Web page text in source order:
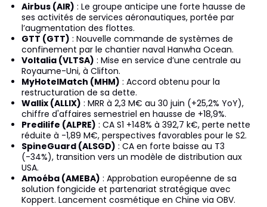
Airbus (AIR) : Le groupe anticipe une forte hausse de
ses activités de services aéronautiques, portée par
l’augmentation des flottes.
GTT (GTT) : Nouvelle commande de systèmes de
confinement par le chantier naval Hanwha Ocean.
Voltalia (VLTSA) : Mise en service d’une centrale au
Royaume-Uni, à Clifton.
MyHotelMatch (MHM) : Accord obtenu pour la
restructuration de sa dette.
Wallix (ALLIX) : MRR à 2,3 M€ au 30 juin (+25,2% YoY),
chiffre d'affaires semestriel en hausse de +18,9%.
Predilife (ALPRE) : CA S1 +148% à 392,7 k€, perte nette
réduite à -1,89 M€, perspectives favorables pour le S2.
SpineGuard (ALSGD) : CA en forte baisse au T3
(-34%), transition vers un modèle de distribution aux
USA.
Amoéba (AMEBA) : Approbation européenne de sa
solution fongicide et partenariat stratégique avec
Koppert. Lancement cosmétique en Chine via OBV.